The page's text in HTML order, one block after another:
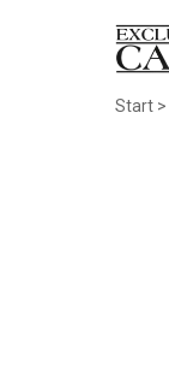
Start >